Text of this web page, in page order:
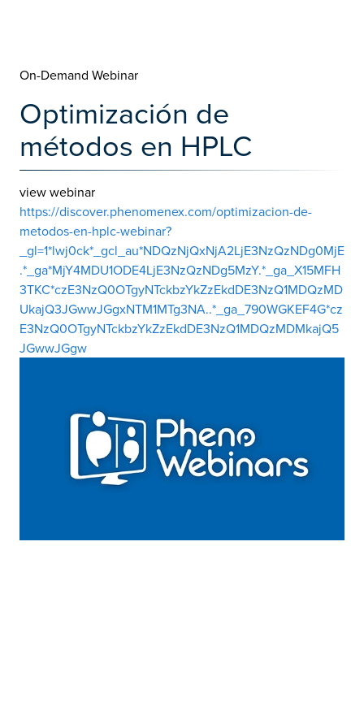
On-Demand Webinar
Optimización de
métodos en HPLC
view webinar
https://discover.phenomenex.com/optimizacion-de-
metodos-en-hplc-webinar?
_gl=1*lwj0ck*_gcl_au*NDQzNjQxNjA2LjE3NzQzNDg0MjE
.*_ga*MjY4MDU1ODE4LjE3NzQzNDg5MzY.*_ga_X15MFH
3TKC*czE3NzQ0OTgyNTckbzYkZzEkdDE3NzQ1MDQzMD
UkajQ3JGwwJGgxNTM1MTg3NA..*_ga_790WGKEF4G*cz
E3NzQ0OTgyNTckbzYkZzEkdDE3NzQ1MDQzMDMkajQ5
JGwwJGgw